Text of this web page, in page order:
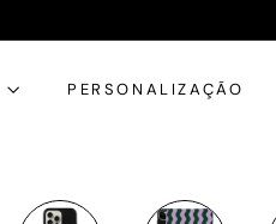
PERSONALIZAÇÃO